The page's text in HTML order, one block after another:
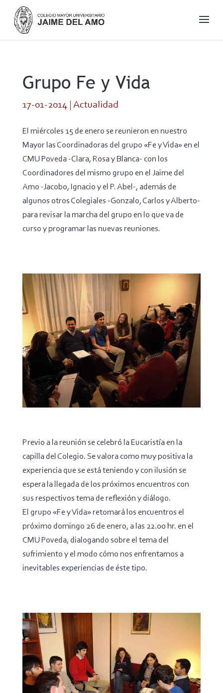
Grupo Fe y Vida
17-01-2014| Actualidad
El miércoles 15 de enero se reunieron en nuestro
Mayor las Coordinadoras del grupo «Fe y Vida» en el
CMU Poveda -Clara, Rosa y Blanca- con los
Coordinadores del mismo grupo en el Jaime del
Amo -Jacobo, Ignacio y el P. Abel-, además de
algunos otros Colegiales -Gonzalo, Carlos y Alberto-
para revisar la marcha del grupo en lo que va de
curso y programar las nuevas reuniones.
Previo a la reunión se celebró la Eucaristía en la
capilla del Colegio. Se valora como muy positiva la
experiencia que se está teniendo y con ilusión se
espera la llegada de los próximos encuentros con
sus respectivos tema de reflexión y diálogo.
El grupo «Fe y Vida» retomará los encuentros el
próximo domingo 26 de enero, a las 22.00 hr. en el
CMU Poveda, dialogando sobre el tema del
sufrimiento y el modo cómo nos enfrentamos a
inevitables experiencias de éste tipo.